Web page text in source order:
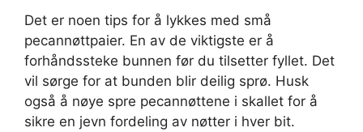
Det er noen tips for å lykkes med små
pecannøttpaier. En av de viktigste er å
forhåndssteke bunnen før du tilsetter fyllet. Det
vil sørge for at bunden blir deilig sprø. Husk
også å nøye spre pecannøttene i skallet for å
sikre en jevn fordeling av nøtter i hver bit.